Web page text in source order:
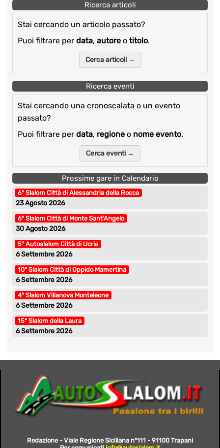
Ricerca articoli
Stai cercando un articolo passato?
Puoi filtrare per data, autore o titolo.
Cerca articoli →
Ricerca eventi
Stai cercando una cronoscalata o un evento
passato?
Puoi filtrare per data, regione o nome evento.
Cerca eventi →
Prossime gare in Calendario
6° Slalom Città di Alessandria della Rocca
23 Agosto 2026
6° Slalom Città di Monte Sant’Angelo
30 Agosto 2026
5° Autoslalom Città di Ucria
6 Settembre 2026
10° Slalom Città di Oppido Mamertina
6 Settembre 2026
4° Slalom Villanova Monteleone
6 Settembre 2026
15° Slalom della Laura
6 Settembre 2026
Redazione - Viale Regione Siciliana n°111 - 91100 Trapani